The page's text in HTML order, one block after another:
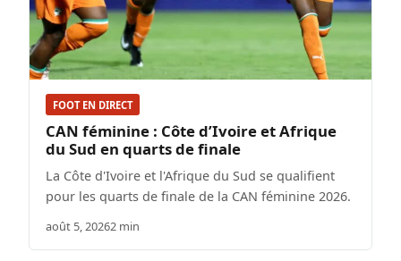
FOOT EN DIRECT
CAN féminine : Côte d’Ivoire et Afrique
du Sud en quarts de finale
La Côte d'Ivoire et l'Afrique du Sud se qualifient
pour les quarts de finale de la CAN féminine 2026.
août 5, 20262 min